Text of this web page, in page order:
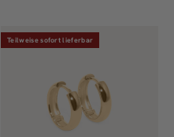
Teilweise sofort lieferbar